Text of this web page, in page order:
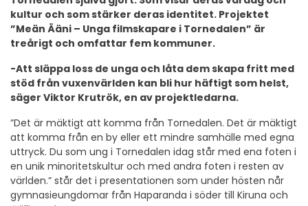
kultur och som stärker deras identitet. Projektet
”Meän Ääni – Unga filmskapare i Tornedalen” är
treårigt och omfattar fem kommuner.
-Att släppa loss de unga och låta dem skapa fritt med
stöd från vuxenvärlden kan bli hur häftigt som helst,
säger Viktor Krutrök, en av projektledarna.
”Det är mäktigt att komma från Tornedalen. Det är mäktigt
att komma från en by eller ett mindre samhälle med egna
uttryck. Du som ung i Tornedalen idag står med ena foten i
en unik minoritetskultur och med andra foten i resten av
världen.” står det i presentationen som under hösten når
gymnasieungdomar från Haparanda i söder till Kiruna och